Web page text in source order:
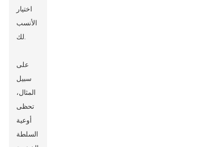
اختيار
الأنسب
لك.
على
سبيل
المثال،
تحظى
أوعية
السلطة